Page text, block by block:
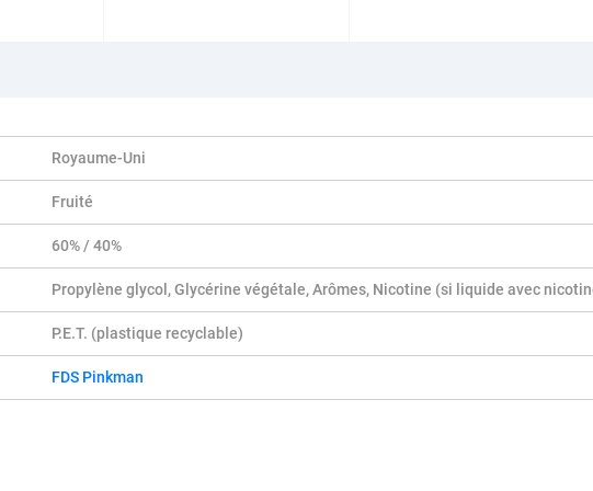
Royaume-Uni
Fruité
60% / 40%
Propylène glycol, Glycérine végétale, Arômes, Nicotine (si liquide avec
P.E.T. (plastique recyclable)
FDS Pinkman